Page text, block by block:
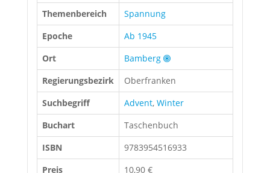
Themenbereich
Spannung
Epoche
Ab 1945
Ort
Bamberg
Regierungsbezirk
Oberfranken
Suchbegriff
Advent, Winter
Buchart
Taschenbuch
ISBN
9783954516933
Preis
10,90 €